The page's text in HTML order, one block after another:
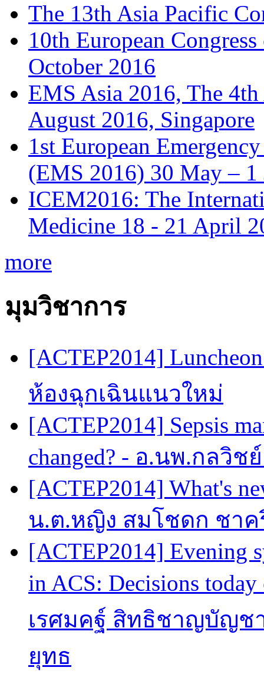
The 13th Asia Pacific
10th European
October 2016
EMS Asia 2016, The
August 2016, Singapore
1st European
(EMS 2016) 30 May – 1
ICEM2016: The
Medicine 18 - 21 April
more
มุมวิชาการ
[ACTEP2014]
ห้องฉุกเฉินแนวใหม่
[ACTEP2014] Sepsis
changed? - อ.นพ.กลวิช
[ACTEP2014] What's
น.ต.หญิง สมโชดก ชาค
[ACTEP2014] Evening
in ACS: Decisions
เรศมคฐ์ สิทธิชาญบัญช
ยุทธ